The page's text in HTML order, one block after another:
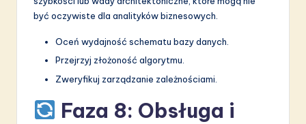
być oczywiste dla analityków biznesowych.
Oceń wydajność schematu bazy danych.
Przejrzyj złożoność algorytmu.
Zweryfikuj zarządzanie zależnościami.
Faza 8: Obsługa i